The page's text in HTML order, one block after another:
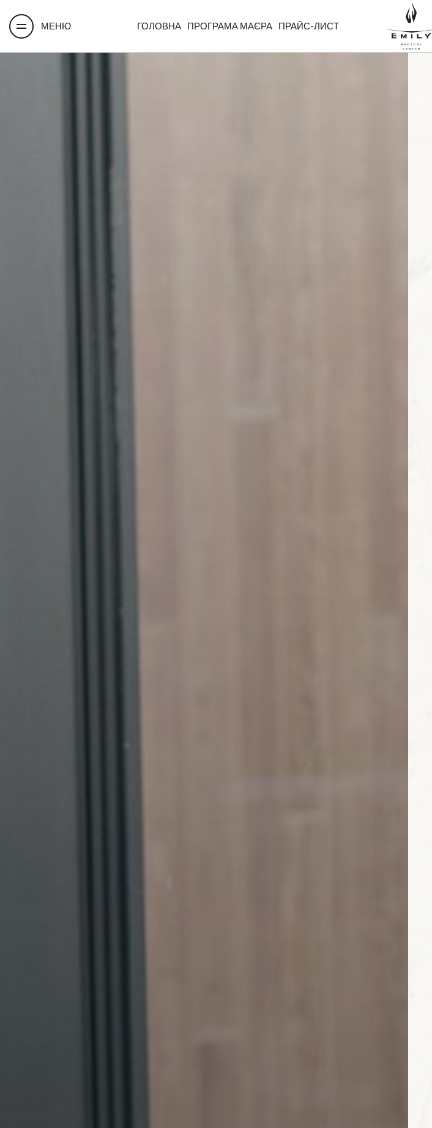
МЕНЮ ГОЛОВНА ПРОГРАМА МАЄРА ПРАЙС-ЛИСТ